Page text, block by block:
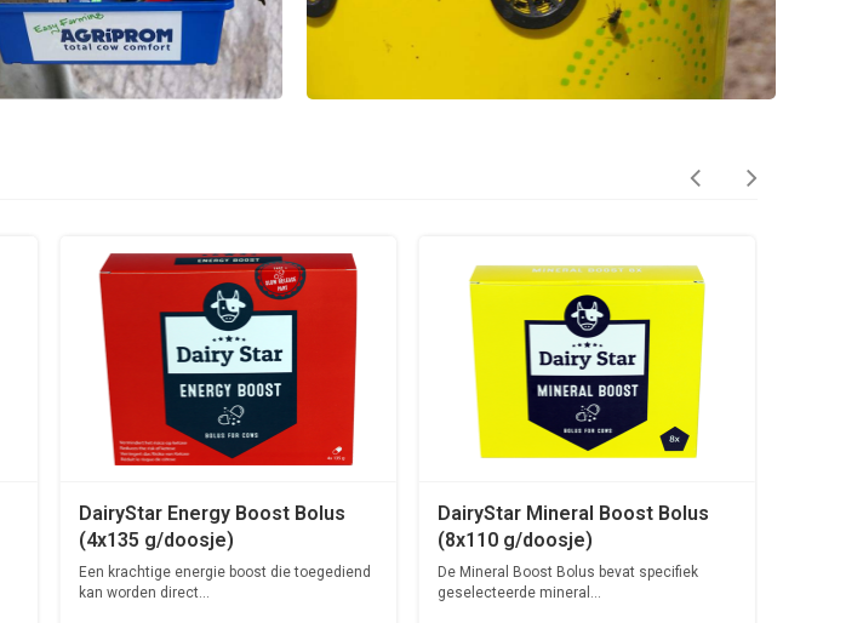
DairyStar Energy Boost Bolus
(4x135 g/doosje)
Een krachtige energie boost die toegediend
kan worden direct...
DairyStar Mineral Boost Bolus
(8x110 g/doosje)
De Mineral Boost Bolus bevat specifiek
geselecteerde mineral...